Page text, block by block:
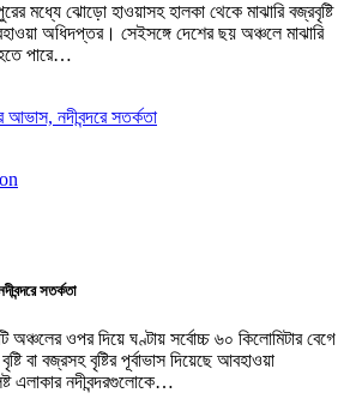
মধ্যে ঝোড়ো হাওয়াসহ হালকা থেকে মাঝারি বজ্রবৃষ্টি
অধিদপ্তর। সেইসঙ্গে দেশের ছয় অঞ্চলে মাঝারি
হতে পারে…
সতর্কতা
ওপর দিয়ে ঘণ্টায় সর্বোচ্চ ৬০ কিলোমিটার বেগে
বা বজ্রসহ বৃষ্টির পূর্বাভাস দিয়েছে আবহাওয়া
এলাকার নদীবন্দরগুলোকে…